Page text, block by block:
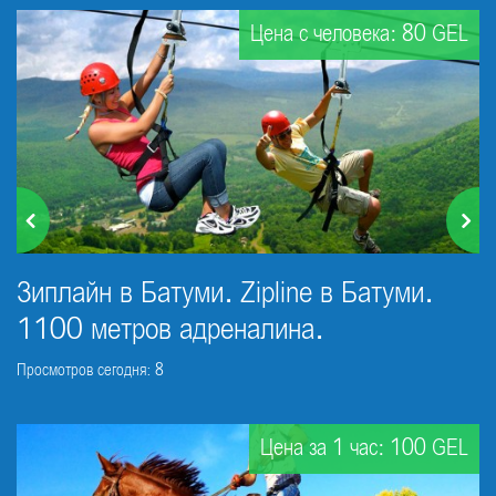
Цена с человека: 80 GEL
Зиплайн в Батуми. Zipline в Батуми.
1100 метров адреналина.
Просмотров сегодня: 8
Цена за 1 час: 100 GEL